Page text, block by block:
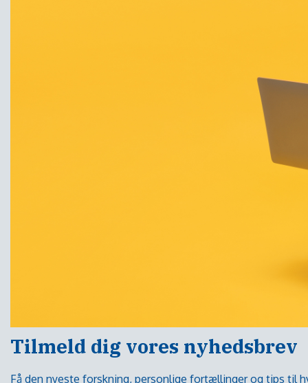
Tilmeld dig vores nyhedsbrev
Få den nyeste forskning, personlige fortællinger og tips til